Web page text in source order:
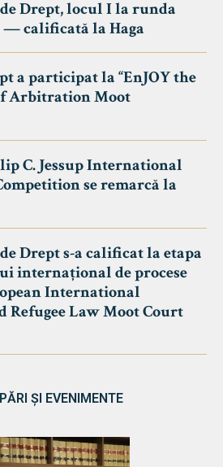
Drept, locul I la runda
calificată la Haga
a participat la “EnJOY the
Arbitration Moot
C. Jessup International
se remarcă la
Drept s-a calificat la etapa
internațional de procese
International
Law Moot Court
ȘI EVENIMENTE